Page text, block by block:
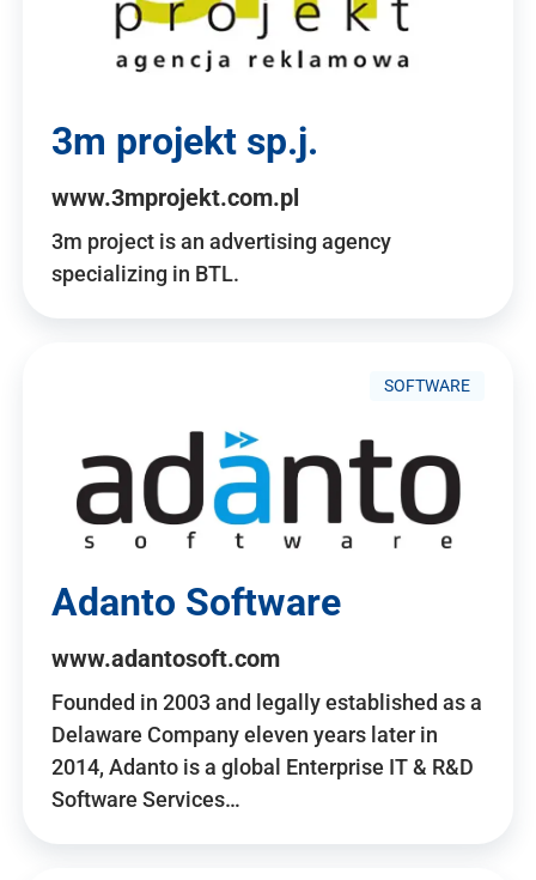
3m projekt sp.j.
www.3mprojekt.com.pl
3m project is an advertising agency
specializing in BTL.
SOFTWARE
Adanto Software
www.adantosoft.com
Founded in 2003 and legally established as a
Delaware Company eleven years later in
2014, Adanto is a global Enterprise IT & R&D
Software Services…